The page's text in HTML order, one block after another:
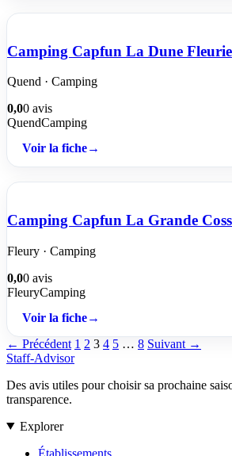
Camping Capfun La Dune Fleurie
Quend · Camping
0,00 avis
QuendCamping
Voir la fiche→
Camping Capfun La Grande
Fleury · Camping
0,00 avis
FleuryCamping
Voir la fiche→
← Précédent 1 2 3 4 5 … 8 Suivant →
Staff-Advisor
Des avis utiles pour choisir sa prochaine
transparence.
Explorer
Établissements